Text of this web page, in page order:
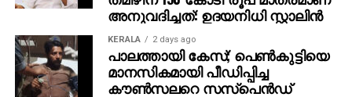
അനുവദിച്ചത്: ഉദയനിധി സ്റ്റാലിന്‍
KERALA 2 days ago
പാലത്തായി കേസ്; പെൺകുട്ടിയെ
മാനസികമായി പീഡിപ്പിച്ച
കൗൺസലറെ സസ്പെൻഡ്